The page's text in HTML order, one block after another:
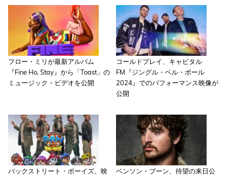
フロー・ミリが最新アルバム
『Fine Ho, Stay』から「Toast」の
ミュージック・ビデオを公開
コールドプレイ、キャピタル
FM『ジングル・ベル・ボール
2024』でのパフォーマンス映像が
公開
バックストリート・ボーイズ、映
ベンソン・ブーン、待望の来日公